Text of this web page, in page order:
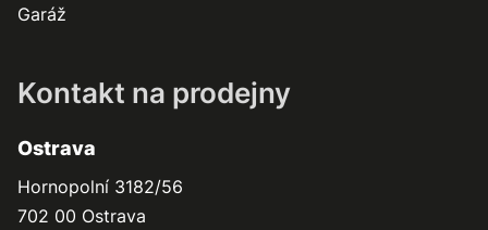
Garáž
Kontakt na prodejny
Ostrava
Hornopolní 3182/56
702 00 Ostrava